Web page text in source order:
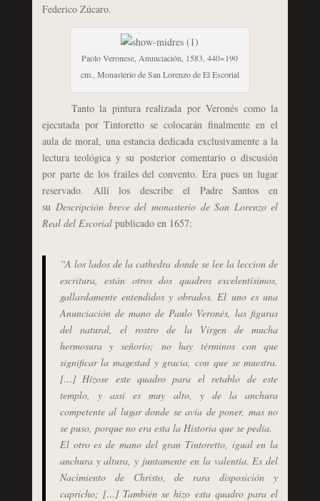
Federico Zúcaro.
Paolo Veronese, Anunciación, 1583, 440×190
cm., Monasterio de San Lorenzo de El Escorial
Tanto la pintura realizada por Veronés como la
ejecutada por Tintoretto se colocarán finalmenteen el
aula de moral, una estancia dedicada exclusivamente a la
lectura teológica y su posterior comentario o discusión
por parte de los frailes del convento. Era pues un lugar
reservado. Allí los describe el Padre Santos en
su Descripción breve del monasterio de San Lorenzo el
Real del Escorialpublicado en 1657:
“A los lados de la cathedra donde se lee la leccion de
escritura, están otros dos quadros excelentísimos,
gallardamente entendidos y obrados. El uno es una
Anunciación de mano de Paulo Veronés, las figuras
del natural, el rostro de la Virgen de mucha
hermosura y señorío; no hay términos con que
significar la magestad y gracia, con que se muestra.
[…] Hízose este quadro para el retablo de este
templo, y assí es muy alto, y de la anchura
competente al lugar donde se avía de poner, mas no
se puso, porque no era esta la Historia que se pedía.
El otro es de mano del gran Tintoretto, igual en la
anchura y altura, y juntamente en la valentía. Es del
Nacimiento de Christo, de rara disposición y
capricho; […] También se hizo esta quadro para el